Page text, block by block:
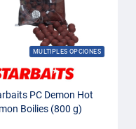
MULTIPLES OPCIONES
PC Demon Hot
Boilies (800 g)